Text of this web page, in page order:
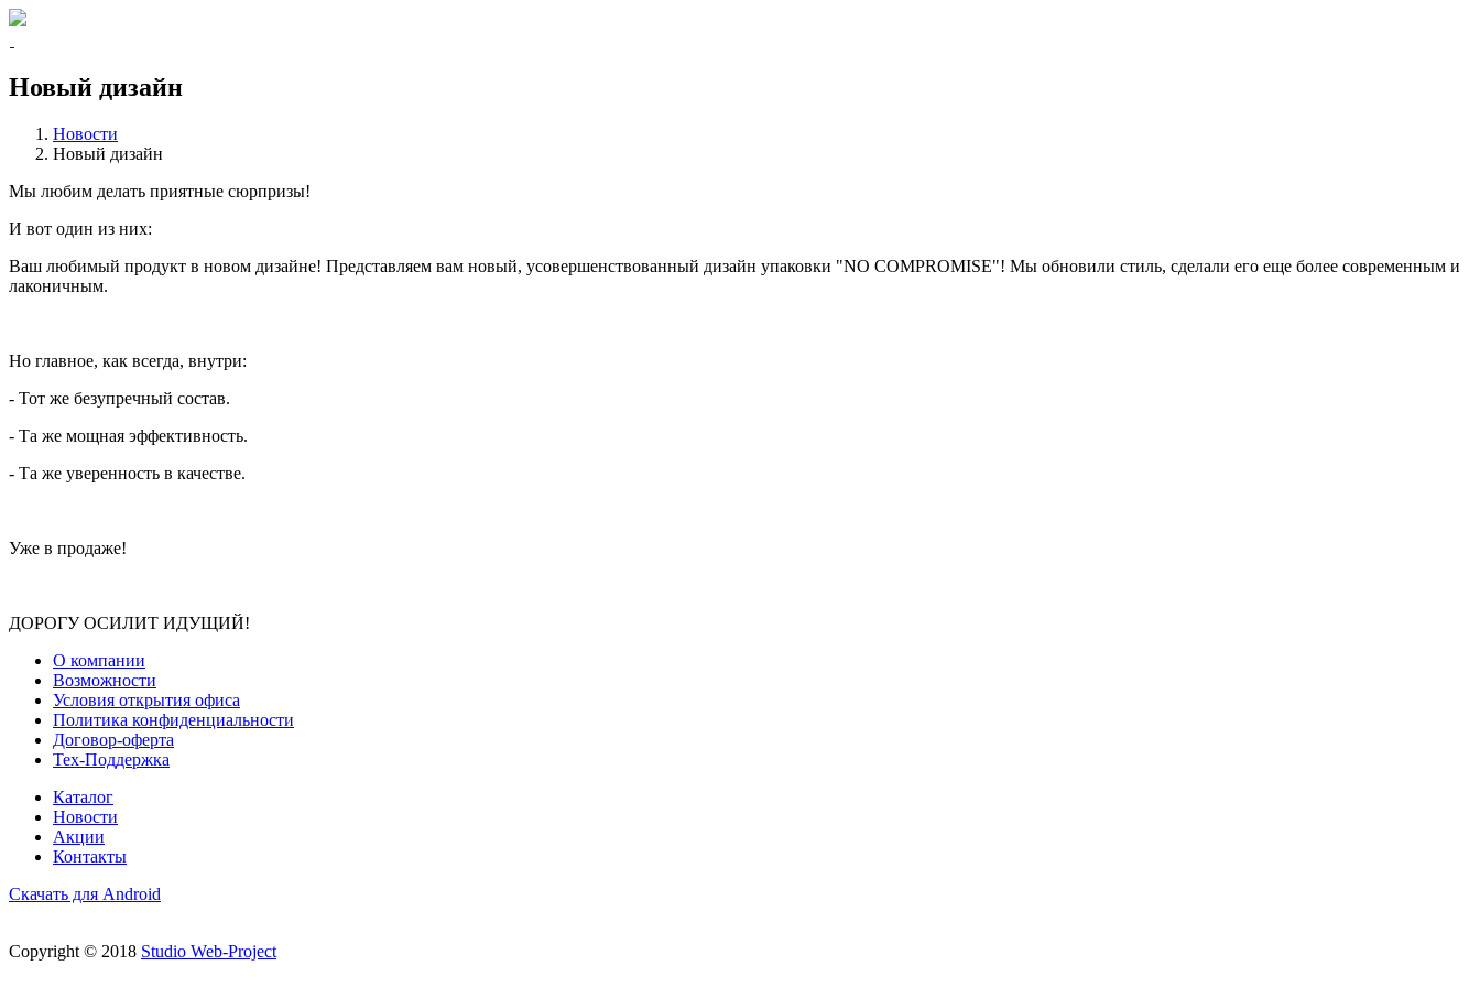
Новый дизайн
Новости
Новый дизайн
Мы любим делать приятные сюрпризы!
И вот один из них:
Ваш любимый продукт в новом дизайне! Представляем вам новый, усовершенствованный дизайн упаковки "NO COMPROMISE"! Мы обновили стиль, сделали его еще более современным и
лаконичным.
Но главное, как всегда, внутри:
- Тот же безупречный состав.
- Та же мощная эффективность.
- Та же уверенность в качестве.
Уже в продаже!
ДОРОГУ ОСИЛИТ ИДУЩИЙ!
О компании
Возможности
Условия открытия офиса
Политика конфиденциальности
Договор-оферта
Тех-Поддержка
Каталог
Новости
Акции
Контакты
Скачать для Android
Copyright © 2018 Studio Web-Project